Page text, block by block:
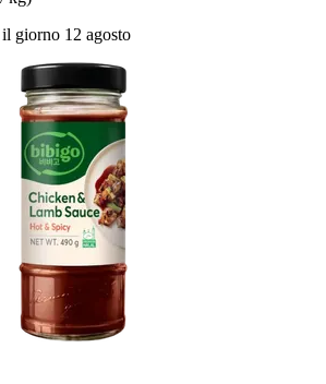
giorno 12 agosto